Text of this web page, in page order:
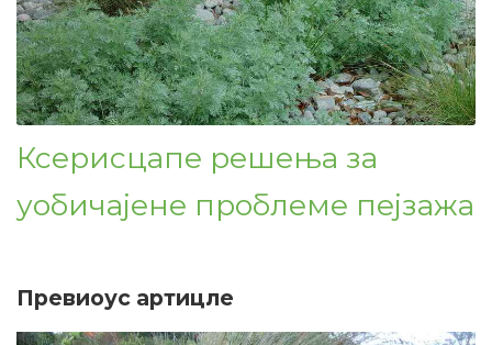
Ксерисцапе решења за
уобичајене проблеме пејзажа
Превиоус артицле